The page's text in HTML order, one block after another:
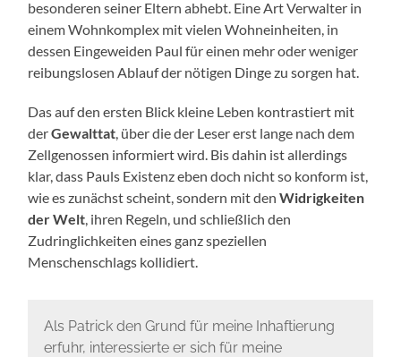
besonderen seiner Eltern abhebt. Eine Art Verwalter in
einem Wohnkomplex mit vielen Wohneinheiten, in
dessen Eingeweiden Paul für einen mehr oder weniger
reibungslosen Ablauf der nötigen Dinge zu sorgen hat.
Das auf den ersten Blick kleine Leben kontrastiert mit
derGewalttat, über die der Leser erst lange nach dem
Zellgenossen informiert wird. Bis dahin ist allerdings
klar, dass Pauls Existenz eben doch nicht so konform ist,
wie es zunächst scheint, sondern mit denWidrigkeiten
der Welt, ihren Regeln, und schließlich den
Zudringlichkeiten eines ganz speziellen
Menschenschlags kollidiert.
Als Patrick den Grund für meine Inhaftierung
erfuhr, interessierte er sich für meine